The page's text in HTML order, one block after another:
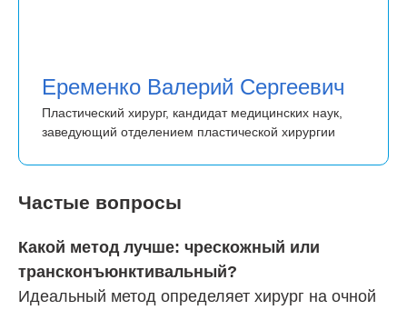
Еременко Валерий Сергеевич
Пластический хирург, кандидат медицинских наук,
заведующий отделением пластической хирургии
Частые вопросы
Какой метод лучше: чрескожный или
трансконъюнктивальный?
Идеальный метод определяет хирург на очной